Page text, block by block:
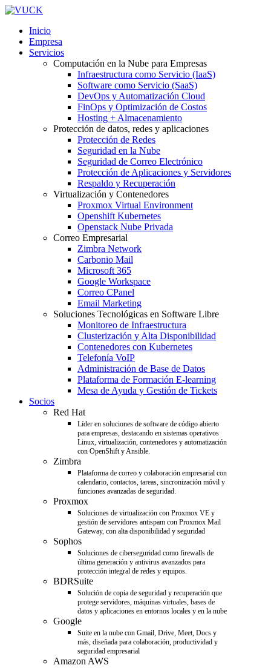
Inicio
Empresa
Servicios
Computación en la Nube para Empresas
Infraestructura como Servicio (IaaS)
Software como Servicio (SaaS)
DevOps y Automatización Cloud
FinOps y Optimización de Costos
Hosting + Almacenamiento
Protección de datos, redes y aplicaciones
Protección de Redes
Seguridad en la Nube
Seguridad de Correo Electrónico
Protección de Aplicaciones y Servidores
Respaldo y Recuperación
Virtualización y Contenedores
Proxmox Virtual Environment
Openshift Kubernetes
Openstack Nube Privada
Correo Empresarial
Zimbra Network
Carbonio Mail
Microsoft 365
Google Workspace
Correo CPanel
Email Marketing
Soluciones Tecnológicas en Software Libre
Monitoreo de Infraestructura
Clusterización y Alta Disponibilidad
Contenedores con Kubernetes
Telefonía VoIP
Administración de Base de Datos
Plataforma de Formación E-learning
Mesa de Ayuda y Gestión de Tickets
Socios
Red Hat
Líder en soluciones de software de código abierto
para empresas, destacando en sistemas operativos
Linux, virtualización, contenedores y automatización
con OpenShift y Ansible.
Zimbra
Plataforma de correo y colaboración empresarial con
calendario, contactos, tareas, sincronización móvil y
funciones avanzadas de seguridad.
Proxmox
Soluciones de virtualización con Proxmox VE y
gestión de servidores antispam con Proxmox Mail
Gateway, con alta disponibilidad y seguridad
Sophos
Soluciones de ciberseguridad como firewalls de
última generación y antivirus avanzados para
protección integral de redes y equipos.
BDRSuite
Solución de copia de seguridad y recuperación que
protege servidores, máquinas virtuales, bases de
datos y aplicaciones en entornos locales y en la nube
Google
Suite en la nube con Gmail, Drive, Meet, Docs y
más, diseñada para colaboración, productividad y
seguridad empresarial
Amazon AWS